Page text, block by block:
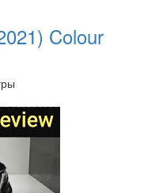
Colour